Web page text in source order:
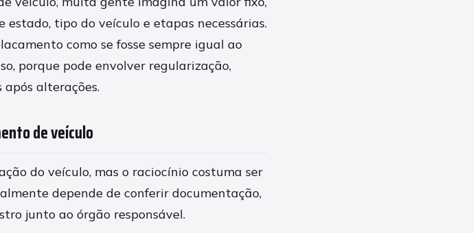
tipo do veículo e etapas necessárias.
como se fosse sempre igual ao
porque pode envolver regularização,
alterações.
de veículo
do veículo, mas o raciocínio costuma ser
depende de conferir documentação,
junto ao órgão responsável.